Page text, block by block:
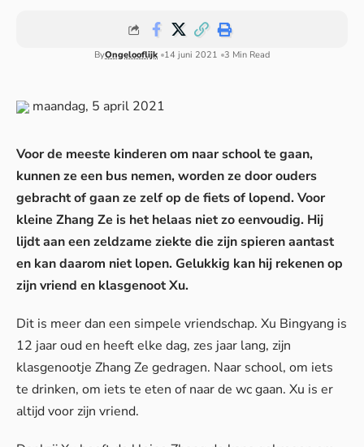
ByOngelooflijk 14 juni 2021 3 Min Read
maandag, 5 april 2021
Voor de meeste kinderen om naar school te gaan,
kunnen ze een bus nemen, worden ze door ouders
gebracht of gaan ze zelf op de fiets of lopend. Voor
kleine Zhang Ze is het helaas niet zo eenvoudig. Hij
lijdt aan een zeldzame ziekte die zijn spieren aantast
en kan daarom niet lopen. Gelukkig kan hij rekenen op
zijn vriend en klasgenoot Xu.
Dit is meer dan een simpele vriendschap. Xu Bingyang is
12 jaar oud en heeft elke dag, zes jaar lang, zijn
klasgenootje Zhang Ze gedragen. Naar school, om iets
te drinken, om iets te eten of naar de wc gaan. Xu is er
altijd voor zijn vriend.